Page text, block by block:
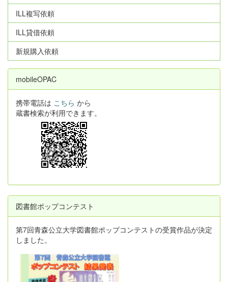
ILL複写依頼
ILL貸借依頼
新規購入依頼
mobileOPAC
携帯電話は こちら から
蔵書検索が利用できます。
図書館ポップコンテスト
第7回青森公立大学図書館ポップコンテストの受賞作品が決定
しました。